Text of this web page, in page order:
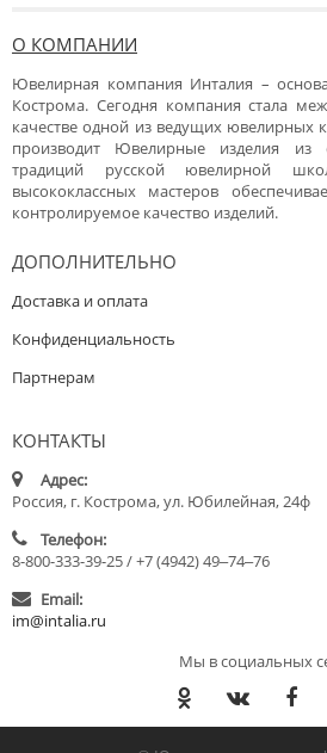
О КОМПАНИИ
Ювелирная компания Инталия –
Кострома. Сегодня компания стала
качестве одной из ведущих ювелирных
производит Ювелирные изделия из
традиций русской ювелирной
высококлассных мастеров
контролируемое качество изделий.
ДОПОЛНИТЕЛЬНО
Доставка и оплата
Конфиденциальность
Партнерам
КОНТАКТЫ
Адрес:
Россия, г. Кострома, ул. Юбилейная, 24ф
Телефон:
8-800-333-39-25 / +7 (4942) 49‒74‒76
Email:
im@intalia.ru
Мы в социальных